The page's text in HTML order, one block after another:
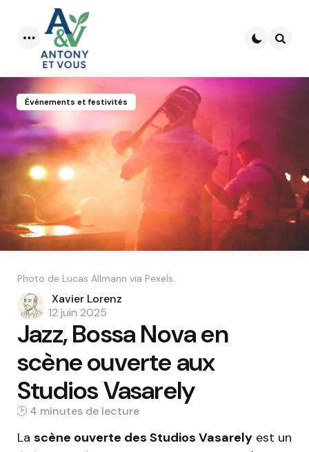
Menu
Événements et festivités
Photo de Lucas Allmann via Pexels.
Posted
by
Xavier Lorenz
12 juin 2025
Jazz, Bossa Nova en
scène ouverte aux
Studios Vasarely
4 min
La scène ouverte des Studios Vasarely est un